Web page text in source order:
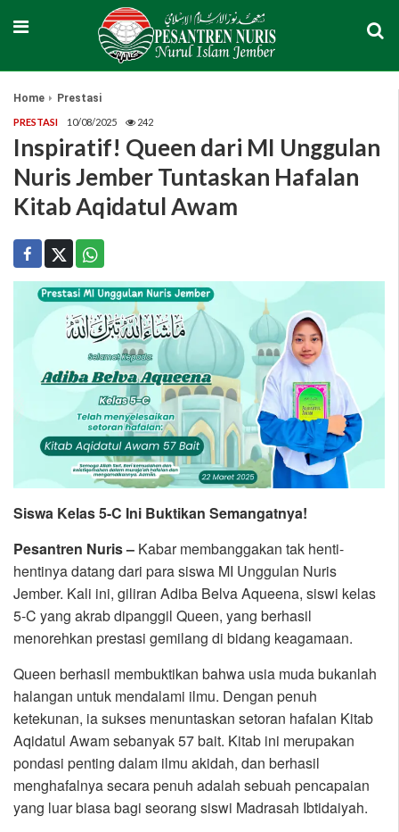
Home Prestasi
PRESTASI 10/08/2025 242
Inspiratif! Queen dari MI Unggulan
Nuris Jember Tuntaskan Hafalan
Kitab Aqidatul Awam
Siswa Kelas 5-C Ini Buktikan Semangatnya!
Pesantren Nuris – Kabar membanggakan tak henti-
hentinya datang dari para siswa MI Unggulan Nuris
Jember. Kali ini, giliran Adiba Belva Aqueena, siswi kelas
5-C yang akrab dipanggil Queen, yang berhasil
menorehkan prestasi gemilang di bidang keagamaan.
Queen berhasil membuktikan bahwa usia muda bukanlah
halangan untuk mendalami ilmu. Dengan penuh
ketekunan, ia sukses menuntaskan setoran hafalan Kitab
Aqidatul Awam sebanyak 57 bait. Kitab ini merupakan
pondasi penting dalam ilmu akidah, dan berhasil
menghafalnya secara penuh adalah sebuah pencapaian
yang luar biasa bagi seorang siswi Madrasah Ibtidaiyah.